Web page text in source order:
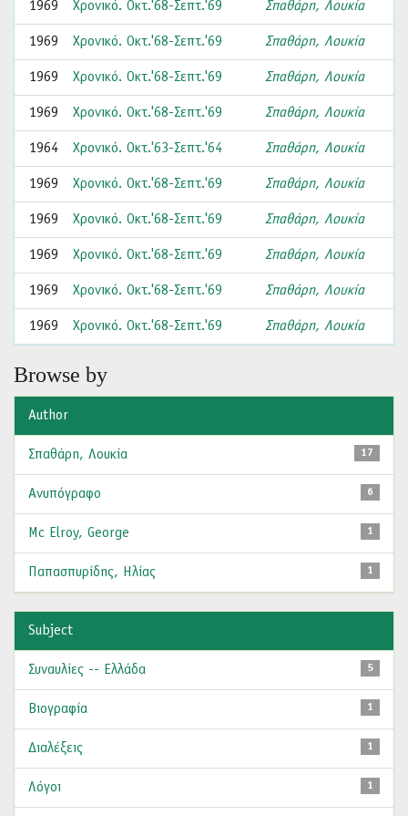
1969 Χρονικό. Οκτ.'68-Σεπτ.'69 Σπαθάρη, Λουκία
1969 Χρονικό. Οκτ.'68-Σεπτ.'69 Σπαθάρη, Λουκία
1969 Χρονικό. Οκτ.'68-Σεπτ.'69 Σπαθάρη, Λουκία
1969 Χρονικό. Οκτ.'68-Σεπτ.'69 Σπαθάρη, Λουκία
1964 Χρονικό. Οκτ.'63-Σεπτ.'64 Σπαθάρη, Λουκία
1969 Χρονικό. Οκτ.'68-Σεπτ.'69 Σπαθάρη, Λουκία
1969 Χρονικό. Οκτ.'68-Σεπτ.'69 Σπαθάρη, Λουκία
1969 Χρονικό. Οκτ.'68-Σεπτ.'69 Σπαθάρη, Λουκία
1969 Χρονικό. Οκτ.'68-Σεπτ.'69 Σπαθάρη, Λουκία
1969 Χρονικό. Οκτ.'68-Σεπτ.'69 Σπαθάρη, Λουκία
Browse by
Author
17
Σπαθάρη, Λουκία
6
Ανυπόγραφο
1
Mc Elroy, George
1
Παπασπυρίδης, Ηλίας
Subject
5
Συναυλίες -- Ελλάδα
1
Βιογραφία
1
Διαλέξεις
1
Λόγοι